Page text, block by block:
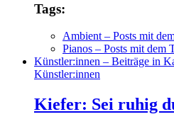
Tags:
Ambient – Posts mit
Pianos – Posts mit dem
Künstler:innen – Beiträge in
Künstler:innen
Kiefer: Sei ruhig